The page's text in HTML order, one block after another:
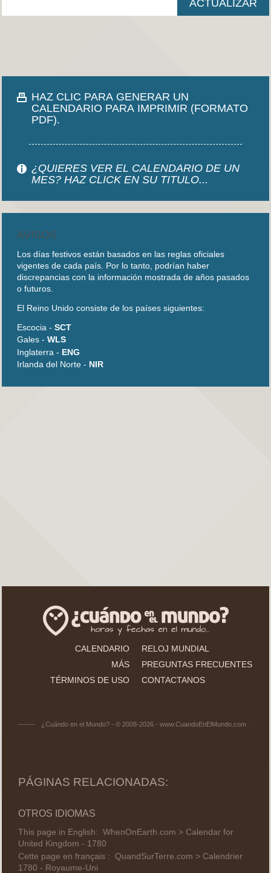
HAZ CLIC PARA GENERAR UN
CALENDARIO PARA IMPRIMIR (FORMATO
PDF).
¿QUIERES VER EL CALENDARIO DE UN
MES? HAZ CLICK EN SU TITULO...
AVISOS
Los días festivos están basados en las reglas oficiales
vigentes de cada país. Por lo tanto, podrían haber
discrepancias con la información mostrada de años pasados
o futuros.
El Reino Unido consiste de los países siguientes:
Escocia - SCT
Gales - WLS
Inglaterra - ENG
Irlanda del Norte - NIR
CALENDARIO
RELOJ MUNDIAL
MÁS
PREGUNTAS FRECUENTES
TÉRMINOS DE USO
CONTACTANOS
¿Cuándo en el Mundo? - © 2008-2026 - www.CuandoEnElMundo.com
PÁGINAS RELACIONADAS:
OTROS IDIOMAS
This page in English: WhenOnEarth.com > Calendar for
United Kingdom - 1780
Cette page en français : QuandSurTerre.com > Calendrier
1780 - Royaume-Uni